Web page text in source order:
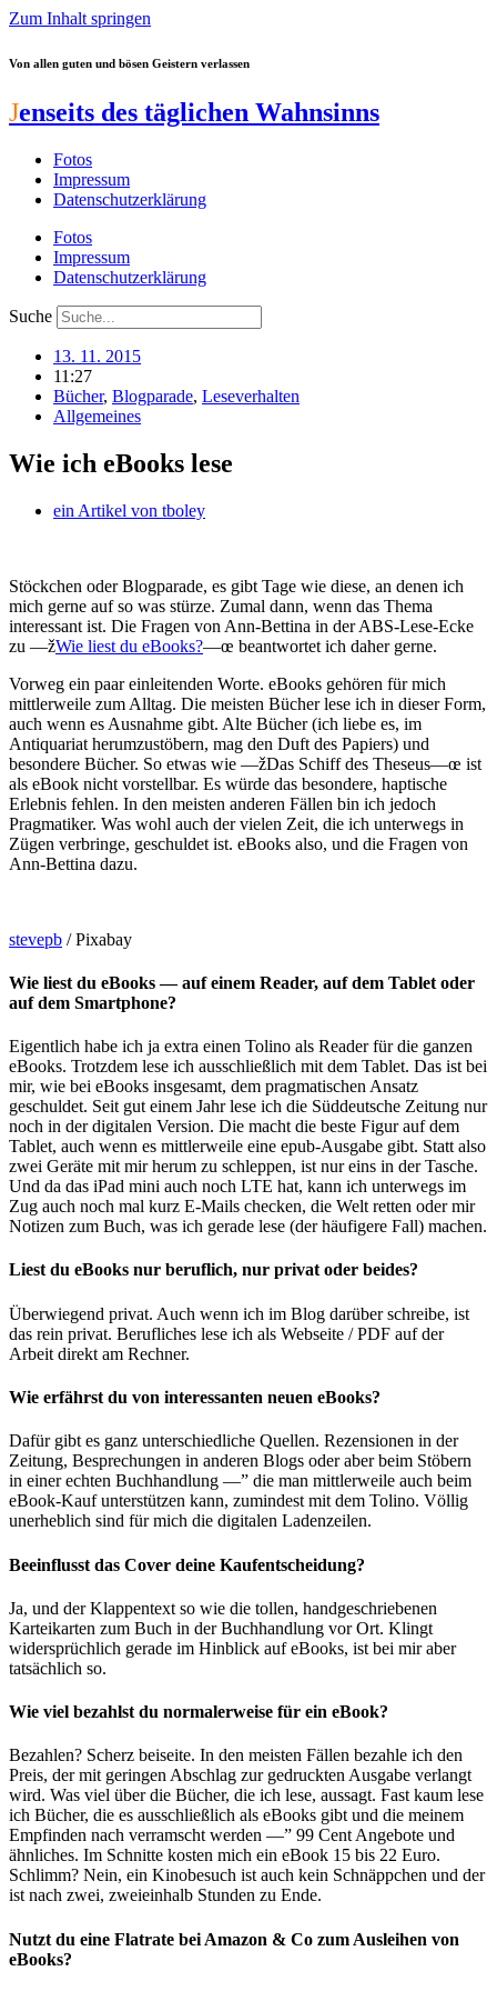
Zum Inhalt springen
Von allen guten und bösen Geistern verlassen
Jenseits des täglichen Wahnsinns
Fotos
Impressum
Datenschutzerklärung
Fotos
Impressum
Datenschutzerklärung
Suche
13. 11. 2015
11:27
Bücher, Blogparade, Leseverhalten
Allgemeines
Wie ich eBooks lese
ein Artikel von tboley
Stöckchen oder Blogparade, es gibt Tage wie diese, an denen ich
mich gerne auf so was stürze. Zumal dann, wenn das Thema
interessant ist. Die Fragen von Ann-Bettina in der ABS-Lese-Ecke
zu —žWie liest du eBooks?—œ beantwortet ich daher gerne.
Vorweg ein paar einleitenden Worte. eBooks gehören für mich
mittlerweile zum Alltag. Die meisten Bücher lese ich in dieser Form,
auch wenn es Ausnahme gibt. Alte Bücher (ich liebe es, im
Antiquariat herumzustöbern, mag den Duft des Papiers) und
besondere Bücher. So etwas wie —žDas Schiff des Theseus—œ ist
als eBook nicht vorstellbar. Es würde das besondere, haptische
Erlebnis fehlen. In den meisten anderen Fällen bin ich jedoch
Pragmatiker. Was wohl auch der vielen Zeit, die ich unterwegs in
Zügen verbringe, geschuldet ist. eBooks also, und die Fragen von
Ann-Bettina dazu.
stevepb / Pixabay
Wie liest du eBooks — auf einem Reader, auf dem Tablet oder
auf dem Smartphone?
Eigentlich habe ich ja extra einen Tolino als Reader für die ganzen
eBooks. Trotzdem lese ich ausschließlich mit dem Tablet. Das ist bei
mir, wie bei eBooks insgesamt, dem pragmatischen Ansatz
geschuldet. Seit gut einem Jahr lese ich die Süddeutsche Zeitung nur
noch in der digitalen Version. Die macht die beste Figur auf dem
Tablet, auch wenn es mittlerweile eine epub-Ausgabe gibt. Statt also
zwei Geräte mit mir herum zu schleppen, ist nur eins in der Tasche.
Und da das iPad mini auch noch LTE hat, kann ich unterwegs im
Zug auch noch mal kurz E-Mails checken, die Welt retten oder mir
Notizen zum Buch, was ich gerade lese (der häufigere Fall) machen.
Liest du eBooks nur beruflich, nur privat oder beides?
Überwiegend privat. Auch wenn ich im Blog darüber schreibe, ist
das rein privat. Berufliches lese ich als Webseite / PDF auf der
Arbeit direkt am Rechner.
Wie erfährst du von interessanten neuen eBooks?
Dafür gibt es ganz unterschiedliche Quellen. Rezensionen in der
Zeitung, Besprechungen in anderen Blogs oder aber beim Stöbern
in einer echten Buchhandlung —” die man mittlerweile auch beim
eBook-Kauf unterstützen kann, zumindest mit dem Tolino. Völlig
unerheblich sind für mich die digitalen Ladenzeilen.
Beeinflusst das Cover deine Kaufentscheidung?
Ja, und der Klappentext so wie die tollen, handgeschriebenen
Karteikarten zum Buch in der Buchhandlung vor Ort. Klingt
widersprüchlich gerade im Hinblick auf eBooks, ist bei mir aber
tatsächlich so.
Wie viel bezahlst du normalerweise für ein eBook?
Bezahlen? Scherz beiseite. In den meisten Fällen bezahle ich den
Preis, der mit geringen Abschlag zur gedruckten Ausgabe verlangt
wird. Was viel über die Bücher, die ich lese, aussagt. Fast kaum lese
ich Bücher, die es ausschließlich als eBooks gibt und die meinem
Empfinden nach verramscht werden —” 99 Cent Angebote und
ähnliches. Im Schnitte kosten mich ein eBook 15 bis 22 Euro.
Schlimm? Nein, ein Kinobesuch ist auch kein Schnäppchen und der
ist nach zwei, zweieinhalb Stunden zu Ende.
Nutzt du eine Flatrate bei Amazon & Co zum Ausleihen von
eBooks?